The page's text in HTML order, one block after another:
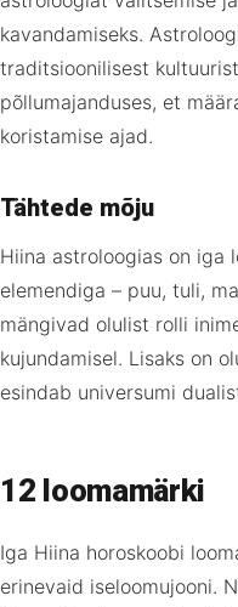
kavandamiseks.
traditsioonilisest
põllumajanduses, et
koristamise ajad.
Tähtede mõju
Hiina astroloogias on iga
elemendiga – puu, tuli,
mängivad olulist rolli
kujundamisel. Lisaks on
esindab universumi
12 loomamärki
Iga Hiina horoskoobi
erinevaid iseloomujooni.